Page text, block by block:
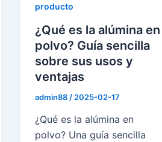
producto
¿Qué es la alúmina en
polvo? Guía sencilla
sobre sus usos y
ventajas
admin88 / 2025-02-17
¿Qué es la alúmina en
polvo? Una guía sencilla